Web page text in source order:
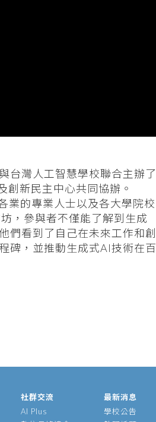
台灣人工智慧學校聯合主辦了
創新民主中心共同協辦。
業的專業人士以及各大學院校
，參與者不僅能了解到生成
們看到了自己在未來工作和創
碑，並推動生成式AI技術在百
社群交流
AI Plus
最新消息
學校公告